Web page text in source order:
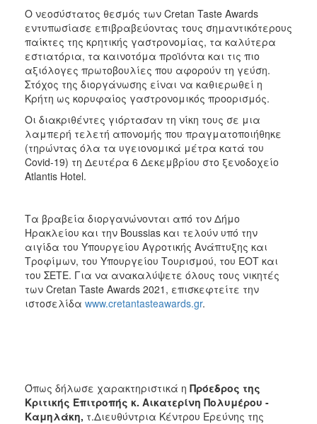
O νεοσύστατος θεσμός των Cretan Taste Awards
εντυπωσίασε επιβραβεύοντας τους σημαντικότερους
παίκτες της κρητικής γαστρονομίας, τα καλύτερα
εστιατόρια, τα καινοτόμα προϊόντα και τις πιο
αξιόλογες πρωτοβουλίες που αφορούν τη γεύση.
Στόχος της διοργάνωσης είναι να καθιερωθεί η
Κρήτη ως κορυφαίος γαστρονομικός προορισμός.
Oι διακριθέντες γιόρτασαν τη νίκη τους σε μια
λαμπερή τελετή απονομής που πραγματοποιήθηκε
(τηρώντας όλα τα υγειονομικά μέτρα κατά του
Covid-19) τη Δευτέρα 6 Δεκεμβρίου στο ξενοδοχείο
Atlantis Hotel.
Tα βραβεία διοργανώνονται από τον Δήμο
Ηρακλείου και την Boussias και τελούν υπό την
αιγίδα του Υπουργείου Αγροτικής Ανάπτυξης και
Τροφίμων, του Υπουργείου Τουρισμού, του ΕΟΤ και
του ΣΕΤΕ. Για να ανακαλύψετε όλους τους νικητές
των Cretan Taste Awards 2021, επισκεφτείτε την
ιστοσελίδα www.cretantasteawards.gr.
Όπως δήλωσε χαρακτηριστικά η Πρόεδρος της
Κριτικής Επιτροπής κ. Αικατερίνη Πολυμέρου -
Καμηλάκη, τ.Διευθύντρια Κέντρου Ερεύνης της